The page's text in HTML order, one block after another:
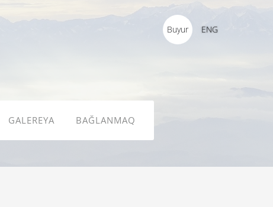
Buyur ENG
GALEREYA BAĞLANMAQ